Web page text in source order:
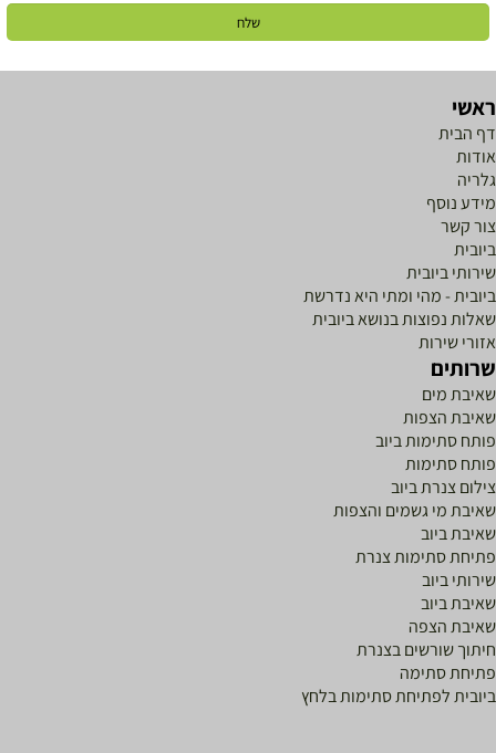
הבית
נוסף
קשר
ביובית
- מהי ומתי היא נדרשת
נפוצות בנושא ביובית
שירות
מים
הצפות
סתימות ביוב
סתימות
צנרת ביוב
מי גשמים והצפות
ביוב
סתימות צנרת
ביוב
ביוב
הצפה
שורשים בצנרת
סתימה
לפתיחת סתימות בלחץ